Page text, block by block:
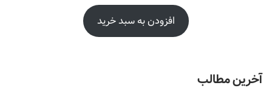
افزودن به سبد خرید
آخرین مطالب